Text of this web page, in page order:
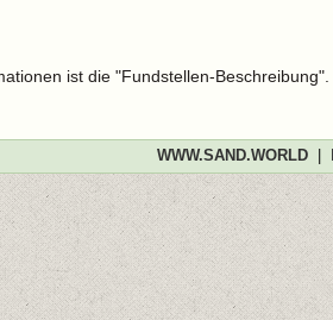
ist die "Fundstellen-
WWW.SAND.WORLD|